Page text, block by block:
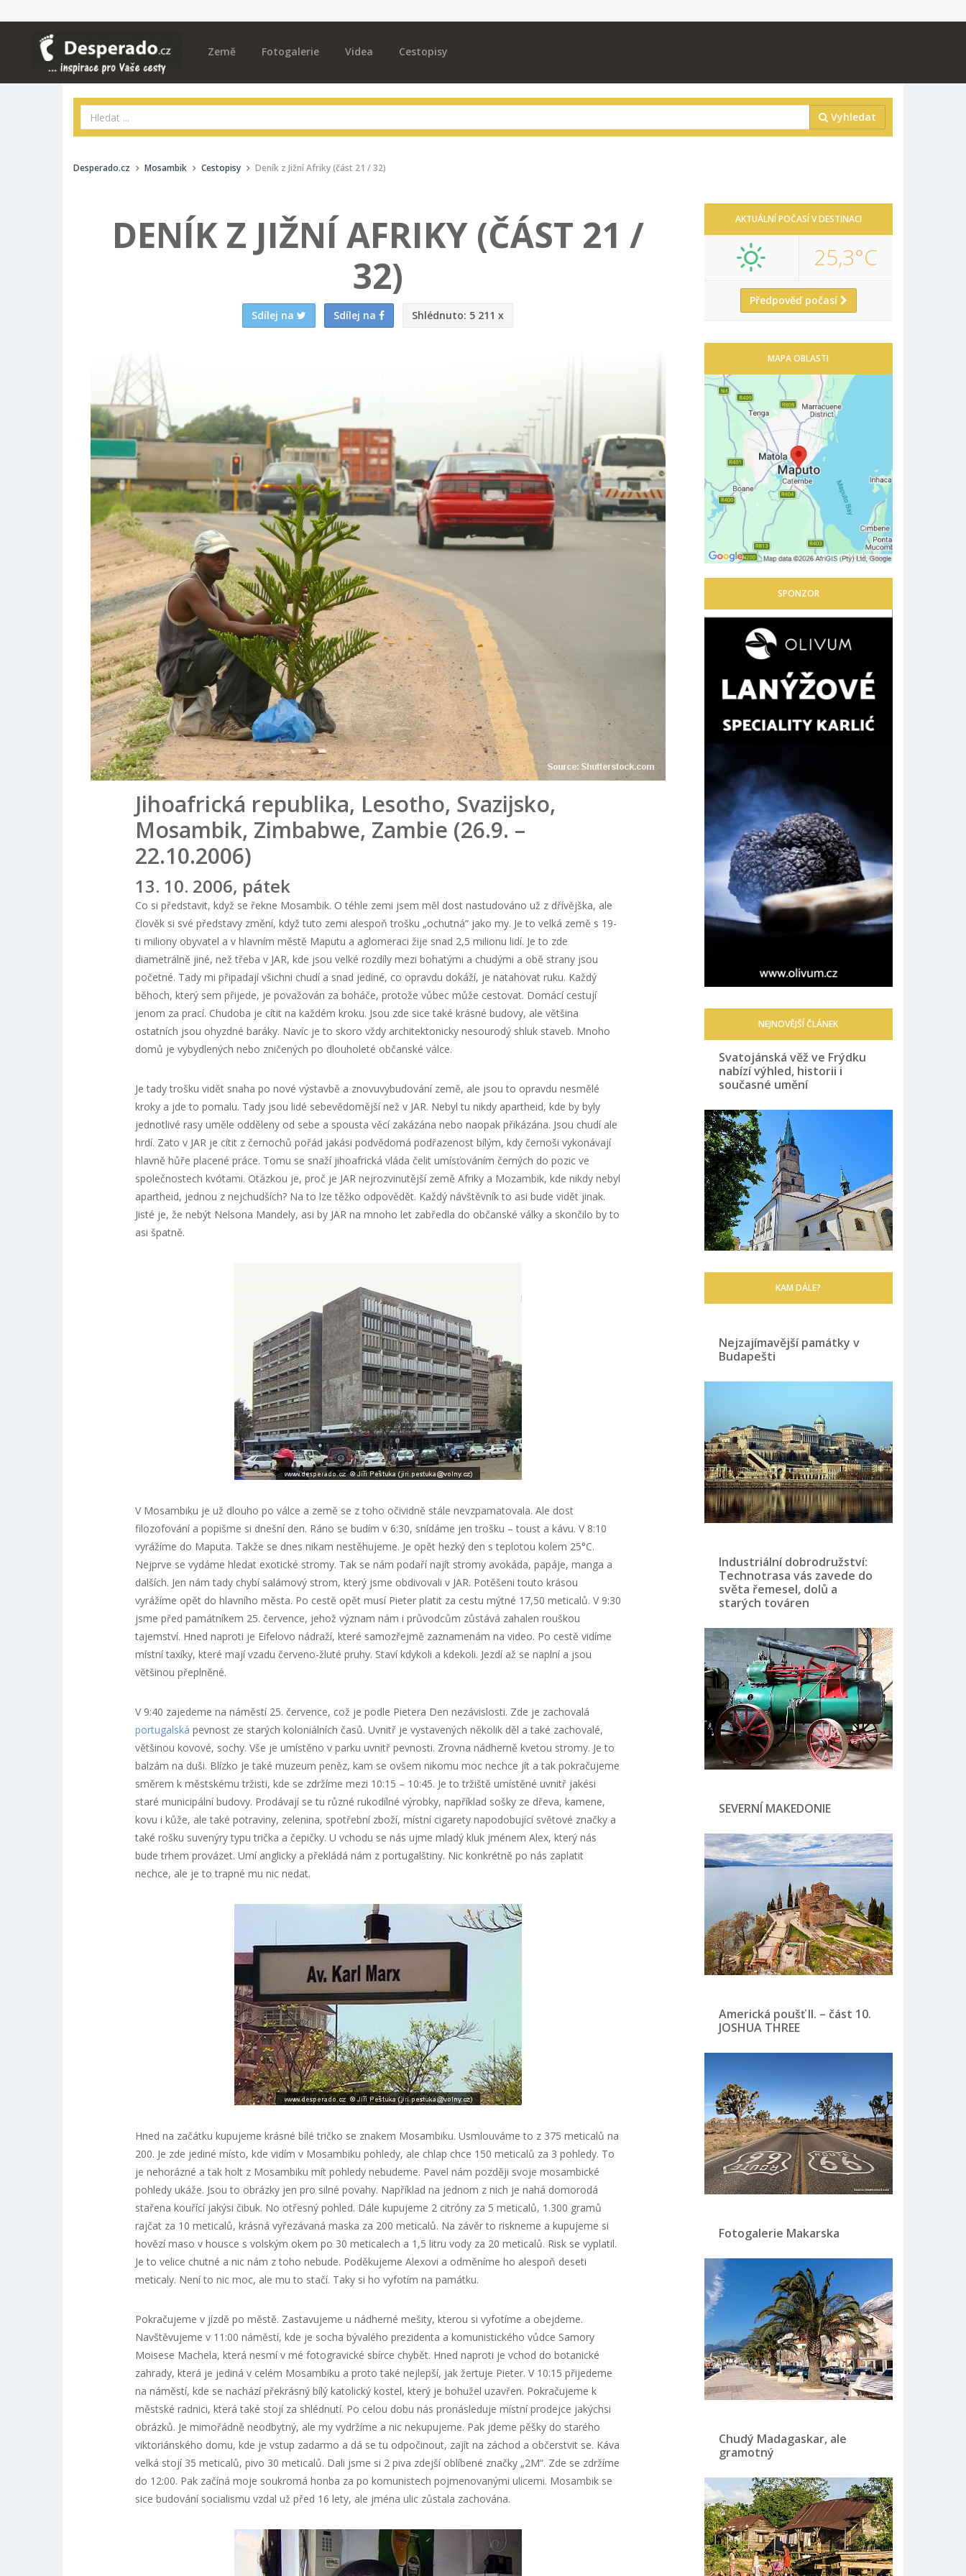
Země Fotogalerie Videa Cestopisy
Vyhledat
Desperado.cz Mosambik Cestopisy Deník z Jižní Afriky (část 21 / 32)
DENÍK Z JIŽNÍ AFRIKY (ČÁST 21 /
32)
Sdílej na Sdílej na Shlédnuto: 5 211 x
Jihoafrická republika, Lesotho, Svazijsko,
Mosambik, Zimbabwe, Zambie (26.9. –
22.10.2006)
13. 10. 2006, pátek
Co si představit, když se řekne Mosambik. O téhle zemi jsem měl dost nastudováno už z dřívějška, ale
člověk si své představy změní, když tuto zemi alespoň trošku „ochutná“ jako my. Je to velká země s 19-
ti miliony obyvatel a v hlavním městě Maputu a aglomeraci žije snad 2,5 milionu lidí. Je to zde
diametrálně jiné, než třeba v JAR, kde jsou velké rozdíly mezi bohatými a chudými a obě strany jsou
početné. Tady mi připadají všichni chudí a snad jediné, co opravdu dokáží, je natahovat ruku. Každý
běhoch, který sem přijede, je považován za boháče, protože vůbec může cestovat. Domácí cestují
jenom za prací. Chudoba je cítit na každém kroku. Jsou zde sice také krásné budovy, ale většina
ostatních jsou ohyzdné baráky. Navíc je to skoro vždy architektonicky nesourodý shluk staveb. Mnoho
domů je vybydlených nebo zničených po dlouholeté občanské válce.
Je tady trošku vidět snaha po nové výstavbě a znovuvybudování země, ale jsou to opravdu nesmělé
kroky a jde to pomalu. Tady jsou lidé sebevědomější než v JAR. Nebyl tu nikdy apartheid, kde by byly
jednotlivé rasy uměle odděleny od sebe a spousta věcí zakázána nebo naopak přikázána. Jsou chudí ale
hrdí. Zato v JAR je cítit z černochů pořád jakási podvědomá podřazenost bílým, kdy černoši vykonávají
hlavně hůře placené práce. Tomu se snaží jihoafrická vláda čelit umísťováním černých do pozic ve
společnostech kvótami. Otázkou je, proč je JAR nejrozvinutější země Afriky a Mozambik, kde nikdy nebyl
apartheid, jednou z nejchudších? Na to lze těžko odpovědět. Každý návštěvník to asi bude vidět jinak.
Jisté je, že nebýt Nelsona Mandely, asi by JAR na mnoho let zabředla do občanské války a skončilo by to
asi špatně.
V Mosambiku je už dlouho po válce a země se z toho očividně stále nevzpamatovala. Ale dost
filozofování a popišme si dnešní den. Ráno se budím v 6:30, snídáme jen trošku – toust a kávu. V 8:10
vyrážíme do Maputa. Takže se dnes nikam nestěhujeme. Je opět hezký den s teplotou kolem 25°C.
Nejprve se vydáme hledat exotické stromy. Tak se nám podaří najít stromy avokáda, papáje, manga a
dalších. Jen nám tady chybí salámový strom, který jsme obdivovali v JAR. Potěšeni touto krásou
vyrážíme opět do hlavního města. Po cestě opět musí Pieter platit za cestu mýtné 17,50 meticalů. V 9:30
jsme před památníkem 25. července, jehož význam nám i průvodcům zůstává zahalen rouškou
tajemství. Hned naproti je Eifelovo nádraží, které samozřejmě zaznamenám na video. Po cestě vidíme
místní taxíky, které mají vzadu červeno-žluté pruhy. Staví kdykoli a kdekoli. Jezdí až se naplní a jsou
většinou přeplněné.
V 9:40 zajedeme na náměstí 25. července, což je podle Pietera Den nezávislosti. Zde je zachovalá
portugalská pevnost ze starých koloniálních časů. Uvnitř je vystavených několik děl a také zachovalé,
většinou kovové, sochy. Vše je umístěno v parku uvnitř pevnosti. Zrovna nádherně kvetou stromy. Je to
balzám na duši. Blízko je také muzeum peněz, kam se ovšem nikomu moc nechce jít a tak pokračujeme
směrem k městskému tržisti, kde se zdržíme mezi 10:15 – 10:45. Je to tržiště umístěné uvnitř jakési
staré municipální budovy. Prodávají se tu různé rukodílné výrobky, například sošky ze dřeva, kamene,
kovu i kůže, ale také potraviny, zelenina, spotřební zboží, místní cigarety napodobující světové značky a
také rošku suvenýry typu trička a čepičky. U vchodu se nás ujme mladý kluk jménem Alex, který nás
bude trhem provázet. Umí anglicky a překládá nám z portugalštiny. Nic konkrétně po nás zaplatit
nechce, ale je to trapné mu nic nedat.
Hned na začátku kupujeme krásné bílé tričko se znakem Mosambiku. Usmlouváme to z 375 meticalů na
200. Je zde jediné místo, kde vidím v Mosambiku pohledy, ale chlap chce 150 meticalů za 3 pohledy. To
je nehorázné a tak holt z Mosambiku mít pohledy nebudeme. Pavel nám později svoje mosambické
pohledy ukáže. Jsou to obrázky jen pro silné povahy. Například na jednom z nich je nahá domorodá
stařena kouřící jakýsi čibuk. No otřesný pohled. Dále kupujeme 2 citróny za 5 meticalů, 1.300 gramů
rajčat za 10 meticalů, krásná vyřezávaná maska za 200 meticalů. Na závěr to riskneme a kupujeme si
hovězí maso v housce s volským okem po 30 meticalech a 1,5 litru vody za 20 meticalů. Risk se vyplatil.
Je to velice chutné a nic nám z toho nebude. Poděkujeme Alexovi a odměníme ho alespoň deseti
meticaly. Není to nic moc, ale mu to stačí. Taky si ho vyfotím na památku.
Pokračujeme v jízdě po městě. Zastavujeme u nádherné mešity, kterou si vyfotíme a obejdeme.
Navštěvujeme v 11:00 náměstí, kde je socha bývalého prezidenta a komunistického vůdce Samory
Moisese Machela, která nesmí v mé fotogravické sbírce chybět. Hned naproti je vchod do botanické
zahrady, která je jediná v celém Mosambiku a proto také nejlepší, jak žertuje Pieter. V 10:15 přijedeme
na náměstí, kde se nachází překrásný bílý katolický kostel, který je bohužel uzavřen. Pokračujeme k
městské radnici, která také stojí za shlédnutí. Po celou dobu nás pronásleduje místní prodejce jakýchsi
obrázků. Je mimořádně neodbytný, ale my vydržíme a nic nekupujeme. Pak jdeme pěšky do starého
viktoriánského domu, kde je vstup zadarmo a dá se tu odpočinout, zajít na záchod a občerstvit se. Káva
velká stojí 35 meticalů, pivo 30 meticalů. Dali jsme si 2 piva zdejší oblíbené značky „2M“. Zde se zdržíme
do 12:00. Pak začíná moje soukromá honba za po komunistech pojmenovanými ulicemi. Mosambik se
sice budování socialismu vzdal už před 16 lety, ale jména ulic zůstala zachována.
AKTUÁLNÍ POČASÍ V DESTINACI
25,3°C
Předpověď počasí
MAPA OBLASTI
SPONZOR
NEJNOVĚJŠÍ ČLÁNEK
Svatojánská věž ve Frýdku
nabízí výhled, historii i
současné umění
KAM DÁLE?
Nejzajímavější památky v
Budapešti
Industriální dobrodružství:
Technotrasa vás zavede do
světa řemesel, dolů a
starých továren
SEVERNÍ MAKEDONIE
Americká poušť II. – část 10.
JOSHUA THREE
Fotogalerie Makarska
Chudý Madagaskar, ale
gramotný